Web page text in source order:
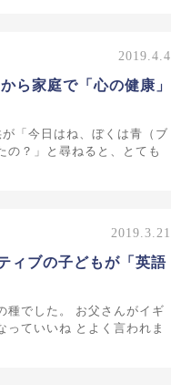
2019.4.4
ら家庭で「心の健康」
「今日はね、ぼくは青（ブ
の？」と尋ねると、とても
2019.3.21
ィブの子どもが「英語
種でした。 お父さんがイギ
っていいね とよく言われま